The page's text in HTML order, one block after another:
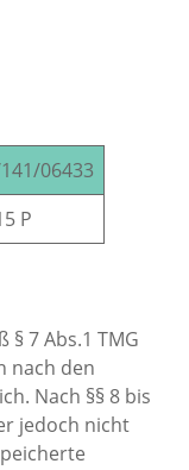
06433
P
7 Abs.1 TMG
nach den
Nach §§ 8 bis
jedoch nicht